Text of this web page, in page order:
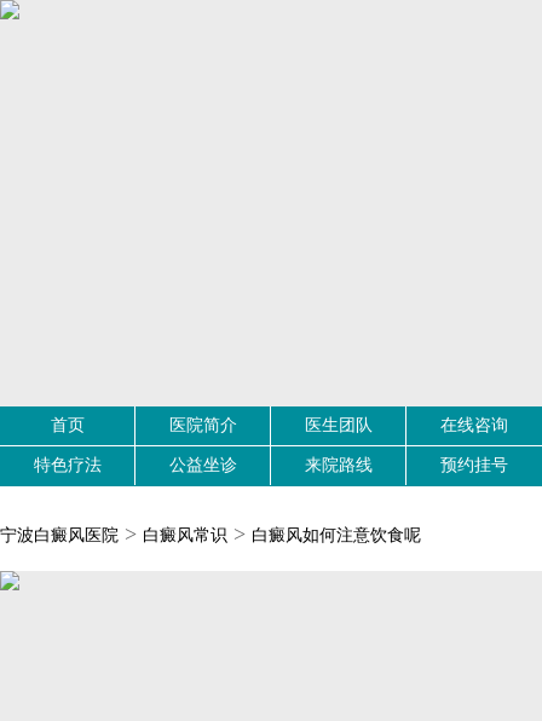
首页 医院简介 医生团队 在线咨询
特色疗法 公益坐诊 来院路线 预约挂号
宁波白癜风医院 > 白癜风常识 > 白癜风如何注意饮食呢